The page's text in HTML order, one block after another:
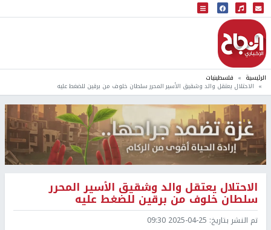
البث المباشر
إذاعة النجاح
الرئيسية فلسطينيات
الاحتلال يعتقل والد وشقيق الأسير المحرر سلطان خلوف من برقين للضغط عليه
الاحتلال يعتقل والد وشقيق الأسير المحرر
سلطان خلوف من برقين للضغط عليه
تم النشر بتاريخ: 2025-04-25 09:30